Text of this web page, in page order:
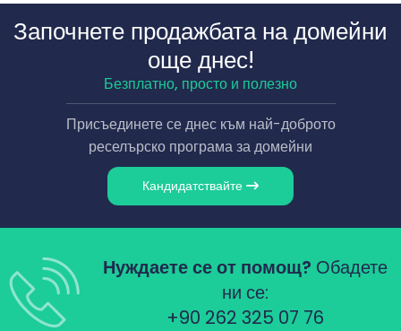
Започнете продажбата на домейни
още днес!
Безплатно, просто и полезно
Присъединете се днес към най-доброто
реселърско програма за домейни
Кандидатствайте
Нуждаете се от помощ? Обадете
ни се:
+90 262 325 07 76